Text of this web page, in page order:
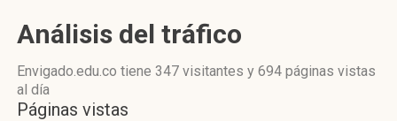
Análisis del tráfico
Envigado.edu.co tiene 347 visitantes y 694 páginas vistas
al día
Páginas vistas